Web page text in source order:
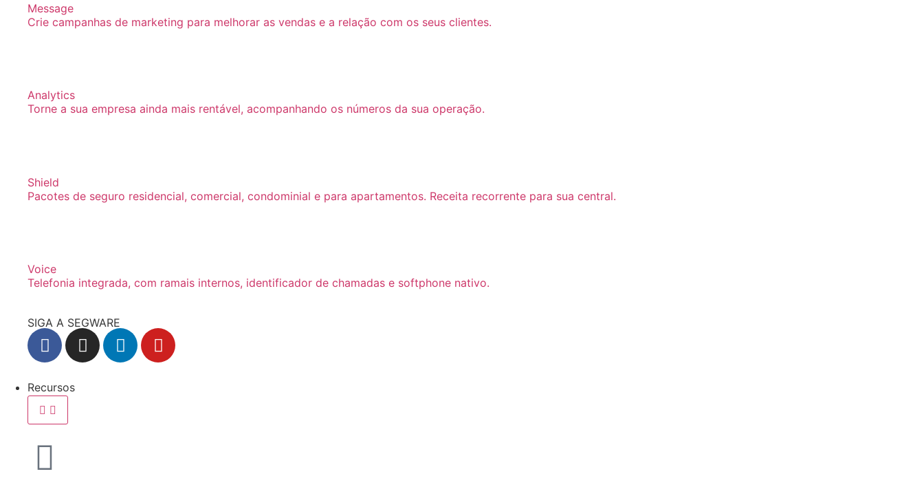
Message
Crie campanhas de marketing para melhorar as vendas e a relação com os seus clientes.
Analytics
Torne a sua empresa ainda mais rentável, acompanhando os números da sua operação.
Shield
Pacotes de seguro residencial, comercial, condominial e para apartamentos. Receita recorrente para sua central.
Voice
Telefonia integrada, com ramais internos, identificador de chamadas e softphone nativo.
SIGA A SEGWARE
Recursos